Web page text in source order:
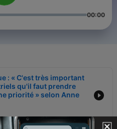
00:00
: « C'est très important
qu'il faut prendre
priorité » selon Anne